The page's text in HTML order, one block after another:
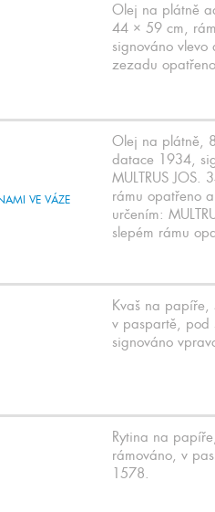
Olej na plátně
44 × 59 cm,
signováno
zezadu
Olej na plátně,
datace 1934,
MULTRUS JOS.
rámu opatřeno
určením:
slepém rámu
Kvaš na
v paspartě, pod
signováno
Rytina na
rámováno, v
1578.